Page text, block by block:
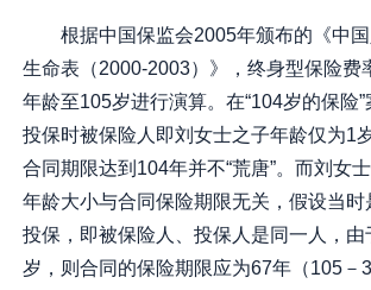
根据中国保监会2005年颁布的《中国
生命表（2000-2003）》，终身型保险费
年龄至105岁进行演算。在“104岁的保险”
投保时被保险人即刘女士之子年龄仅为1
合同期限达到104年并不“荒唐”。而刘女
年龄大小与合同保险期限无关，假设当时
投保，即被保险人、投保人是同一人，由
岁，则合同的保险期限应为67年（105－